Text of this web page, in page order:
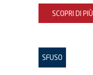
SCOPRI DI PIÙ
SFUSO